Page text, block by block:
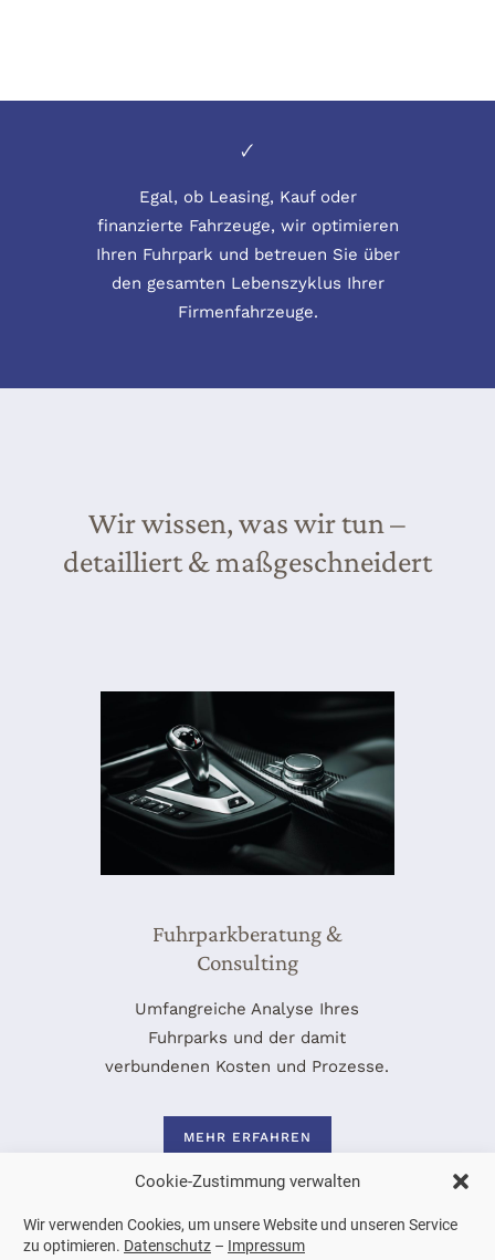
Cookie-Zustimmung verwalten
Wir verwenden Cookies, um unsere Website und unseren Service
zu optimieren. Datenschutz – Impressum
🗸
Egal, ob Leasing, Kauf oder
finanzierte Fahrzeuge, wir optimieren
Ihren Fuhrpark und betreuen Sie über
den gesamten Lebenszyklus Ihrer
Firmenfahrzeuge.
Wir wissen, was wir tun –
detailliert & maßgeschneidert
Fuhrparkberatung &
Consulting
Umfangreiche Analyse Ihres
Fuhrparks und der damit
verbundenen Kosten und Prozesse.
MEHR ERFAHREN